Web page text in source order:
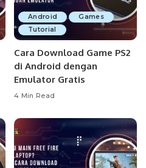
Android
Games
Tutorial
Cara Download Game PS2
di Android dengan
Emulator Gratis
4 Min Read